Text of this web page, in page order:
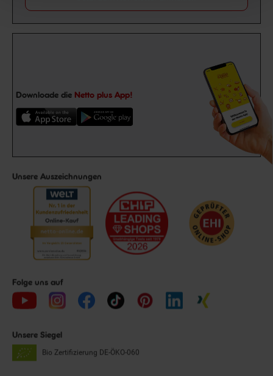
Downloade die Netto plus App!
Unsere Auszeichnungen
Folge uns auf
Unsere Siegel
Bio Zertifizierung DE-ÖKO-060